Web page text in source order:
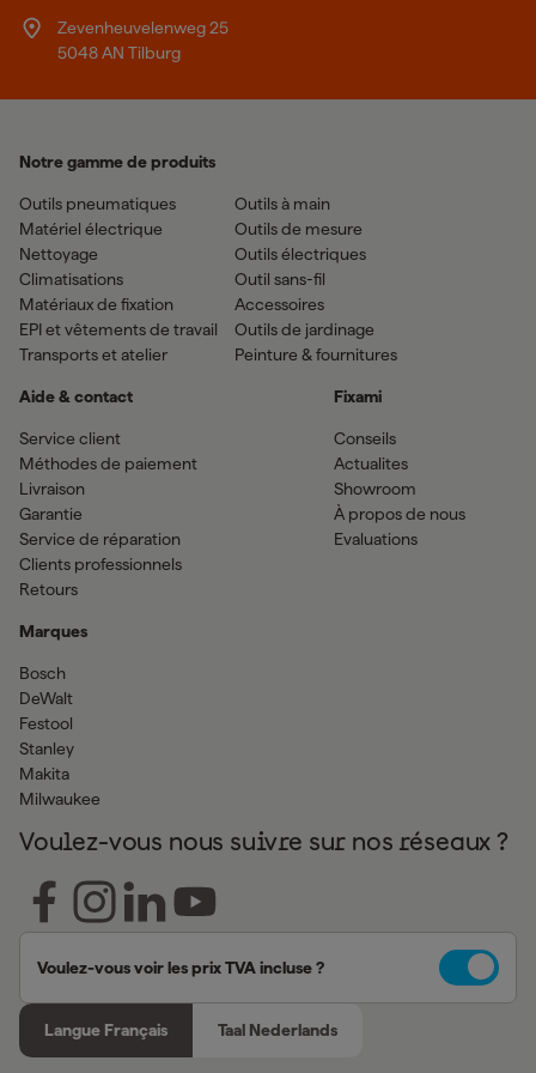
Zevenheuvelenweg 25
5048 AN Tilburg
Notre gamme de produits
Outils pneumatiques
Matériel électrique
Nettoyage
Climatisations
Matériaux de fixation
EPI et vêtements de travail
Transports et atelier
Outils à main
Outils de mesure
Outils électriques
Outil sans-fil
Accessoires
Outils de jardinage
Peinture & fournitures
Aide & contact
Service client
Méthodes de paiement
Livraison
Garantie
Service de réparation
Clients professionnels
Retours
Marques
Bosch
DeWalt
Festool
Stanley
Makita
Milwaukee
Fixami
Conseils
Actualites
Showroom
À propos de nous
Evaluations
Voulez-vous nous suivre sur nos réseaux ?
Voulez-vous voir les prix TVA incluse ?
Langue Français Taal Nederlands